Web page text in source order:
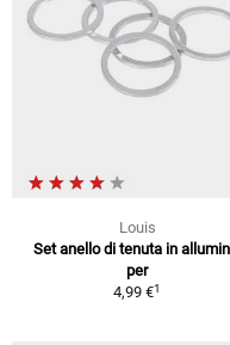
Louis
Set anello di tenuta in
per
4,99 €1